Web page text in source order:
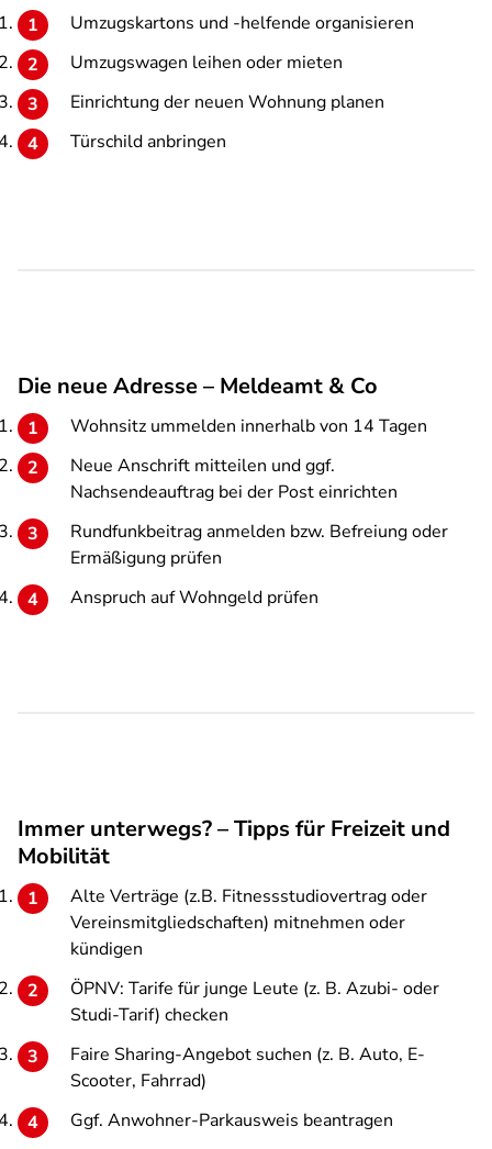
Umzugskartons und -helfende organisieren
Umzugswagen leihen oder mieten
Einrichtung der neuen Wohnung planen
Türschild anbringen
Die neue Adresse – Meldeamt & Co
Wohnsitz ummelden innerhalb von 14 Tagen
Neue Anschrift mitteilen und ggf.
Nachsendeauftrag bei der Post einrichten
Rundfunkbeitrag anmelden bzw. Befreiung oder
Ermäßigung prüfen
Anspruch auf Wohngeld prüfen
Immer unterwegs? – Tipps für Freizeit und
Mobilität
Alte Verträge (z.B. Fitnessstudiovertrag oder
Vereinsmitgliedschaften) mitnehmen oder
kündigen
ÖPNV: Tarife für junge Leute (z. B. Azubi- oder
Studi-Tarif) checken
Faire Sharing-Angebot suchen (z. B. Auto, E-
Scooter, Fahrrad)
Ggf. Anwohner-Parkausweis beantragen